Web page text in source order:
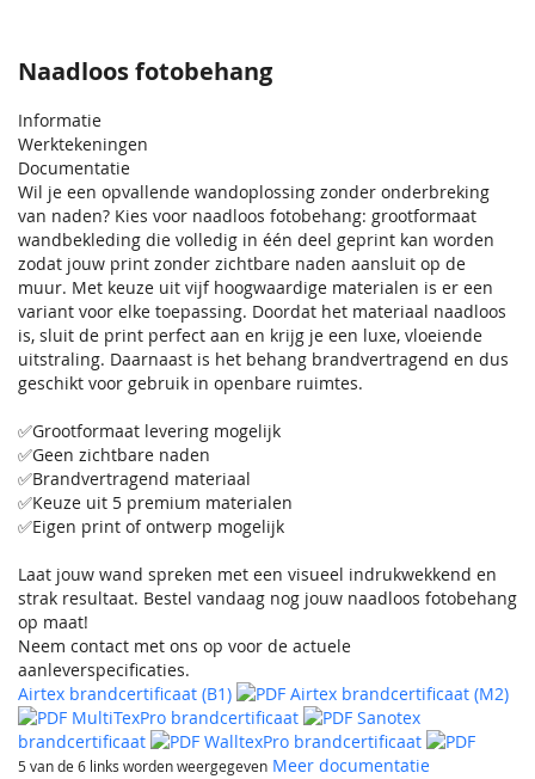
Naadloos fotobehang
Informatie
Werktekeningen
Documentatie
Wil je een opvallende wandoplossing zonder onderbreking
van naden? Kies voor naadloos fotobehang: grootformaat
wandbekleding die volledig in één deel geprint kan worden
zodat jouw print zonder zichtbare naden aansluit op de
muur. Met keuze uit vijf hoogwaardige materialen is er een
variant voor elke toepassing. Doordat het materiaal naadloos
is, sluit de print perfect aan en krijg je een luxe, vloeiende
uitstraling. Daarnaast is het behang brandvertragend en dus
geschikt voor gebruik in openbare ruimtes.
✅Grootformaat levering mogelijk
✅Geen zichtbare naden
✅Brandvertragend materiaal
✅Keuze uit 5 premium materialen
✅Eigen print of ontwerp mogelijk
Laat jouw wand spreken met een visueel indrukwekkend en
strak resultaat. Bestel vandaag nog jouw naadloos fotobehang
op maat!
Neem contact met ons op voor de actuele
aanleverspecificaties.
Airtex brandcertificaat (B1)
Airtex brandcertificaat (M2)
MultiTexPro brandcertificaat
Sanotex
brandcertificaat
WalltexPro brandcertificaat
5 van de 6 links worden weergegeven Meer documentatie